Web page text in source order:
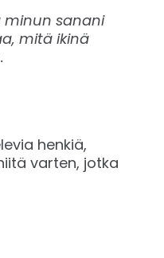
minun sanani
mitä ikinä
henkiä,
varten, jotka